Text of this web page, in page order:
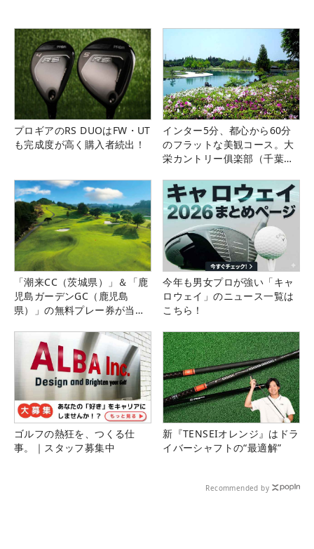
プロギアのRS DUOはFW・UT
も完成度が高く購入者続出！
インター5分、都心から60分
のフラットな美観コース。大
栄カントリー俱楽部（千葉
「潮来CC（茨城県）」＆「鹿
児島ガーデンGC（鹿児島
県）」の無料プレー券が当た
今年も男女プロが強い「キャ
ロウェイ」のニュース一覧は
こちら！
ゴルフの熱狂を、つくる仕
事。｜スタッフ募集中
新『TENSEIオレンジ』はドラ
イバーシャフトの“最適解”
Recommended by